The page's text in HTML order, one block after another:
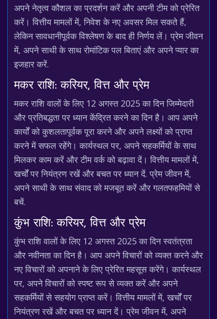
अपने नेतृत्व कौशल का प्रदर्शन करें और अपनी टीम को प्रेरित
करें। वित्तीय मामलों में, निवेश के नए अवसर मिल सकते हैं,
लेकिन सावधानीपूर्वक विश्लेषण के बाद ही निर्णय लें। प्रेम जीवन
में, अपने साथी के साथ रोमांटिक पल बिताएं और अपने प्यार का
इजहार करें.
मकर राशि: करियर, वित्त और प्रेम
मकर राशि वालों के लिए 12 अगस्त 2025 का दिन जिम्मेदारी
और प्रतिबद्धता पर ध्यान केंद्रित करने का दिन है। आप अपने
कार्यों को कुशलतापूर्वक पूरा करने और अपने लक्ष्यों को प्राप्त
करने में सफल रहेंगे। कार्यस्थल पर, अपने सहकर्मियों के साथ
मिलकर काम करें और टीम वर्क को बढ़ावा दें। वित्तीय मामलों में,
खर्चों पर नियंत्रण रखें और बचत पर ध्यान दें. प्रेम जीवन में,
अपने साथी के साथ संवाद को मजबूत करें और गलतफहमियों से
बचें.
कुंभ राशि: करियर, वित्त और प्रेम
कुंभ राशि वालों के लिए 12 अगस्त 2025 का दिन स्वतंत्रता
और नवीनता का दिन है। आप अपने विचारों को व्यक्त करने और
नए विचारों को अपनाने के लिए प्रेरित महसूस करेंगे। कार्यस्थल
पर, अपने विचारों को स्पष्ट रूप से व्यक्त करें और अपने
सहकर्मियों से सहयोग प्राप्त करें। वित्तीय मामलों में, खर्चों पर
नियंत्रण रखें और बचत पर ध्यान दें। प्रेम जीवन में, अपने